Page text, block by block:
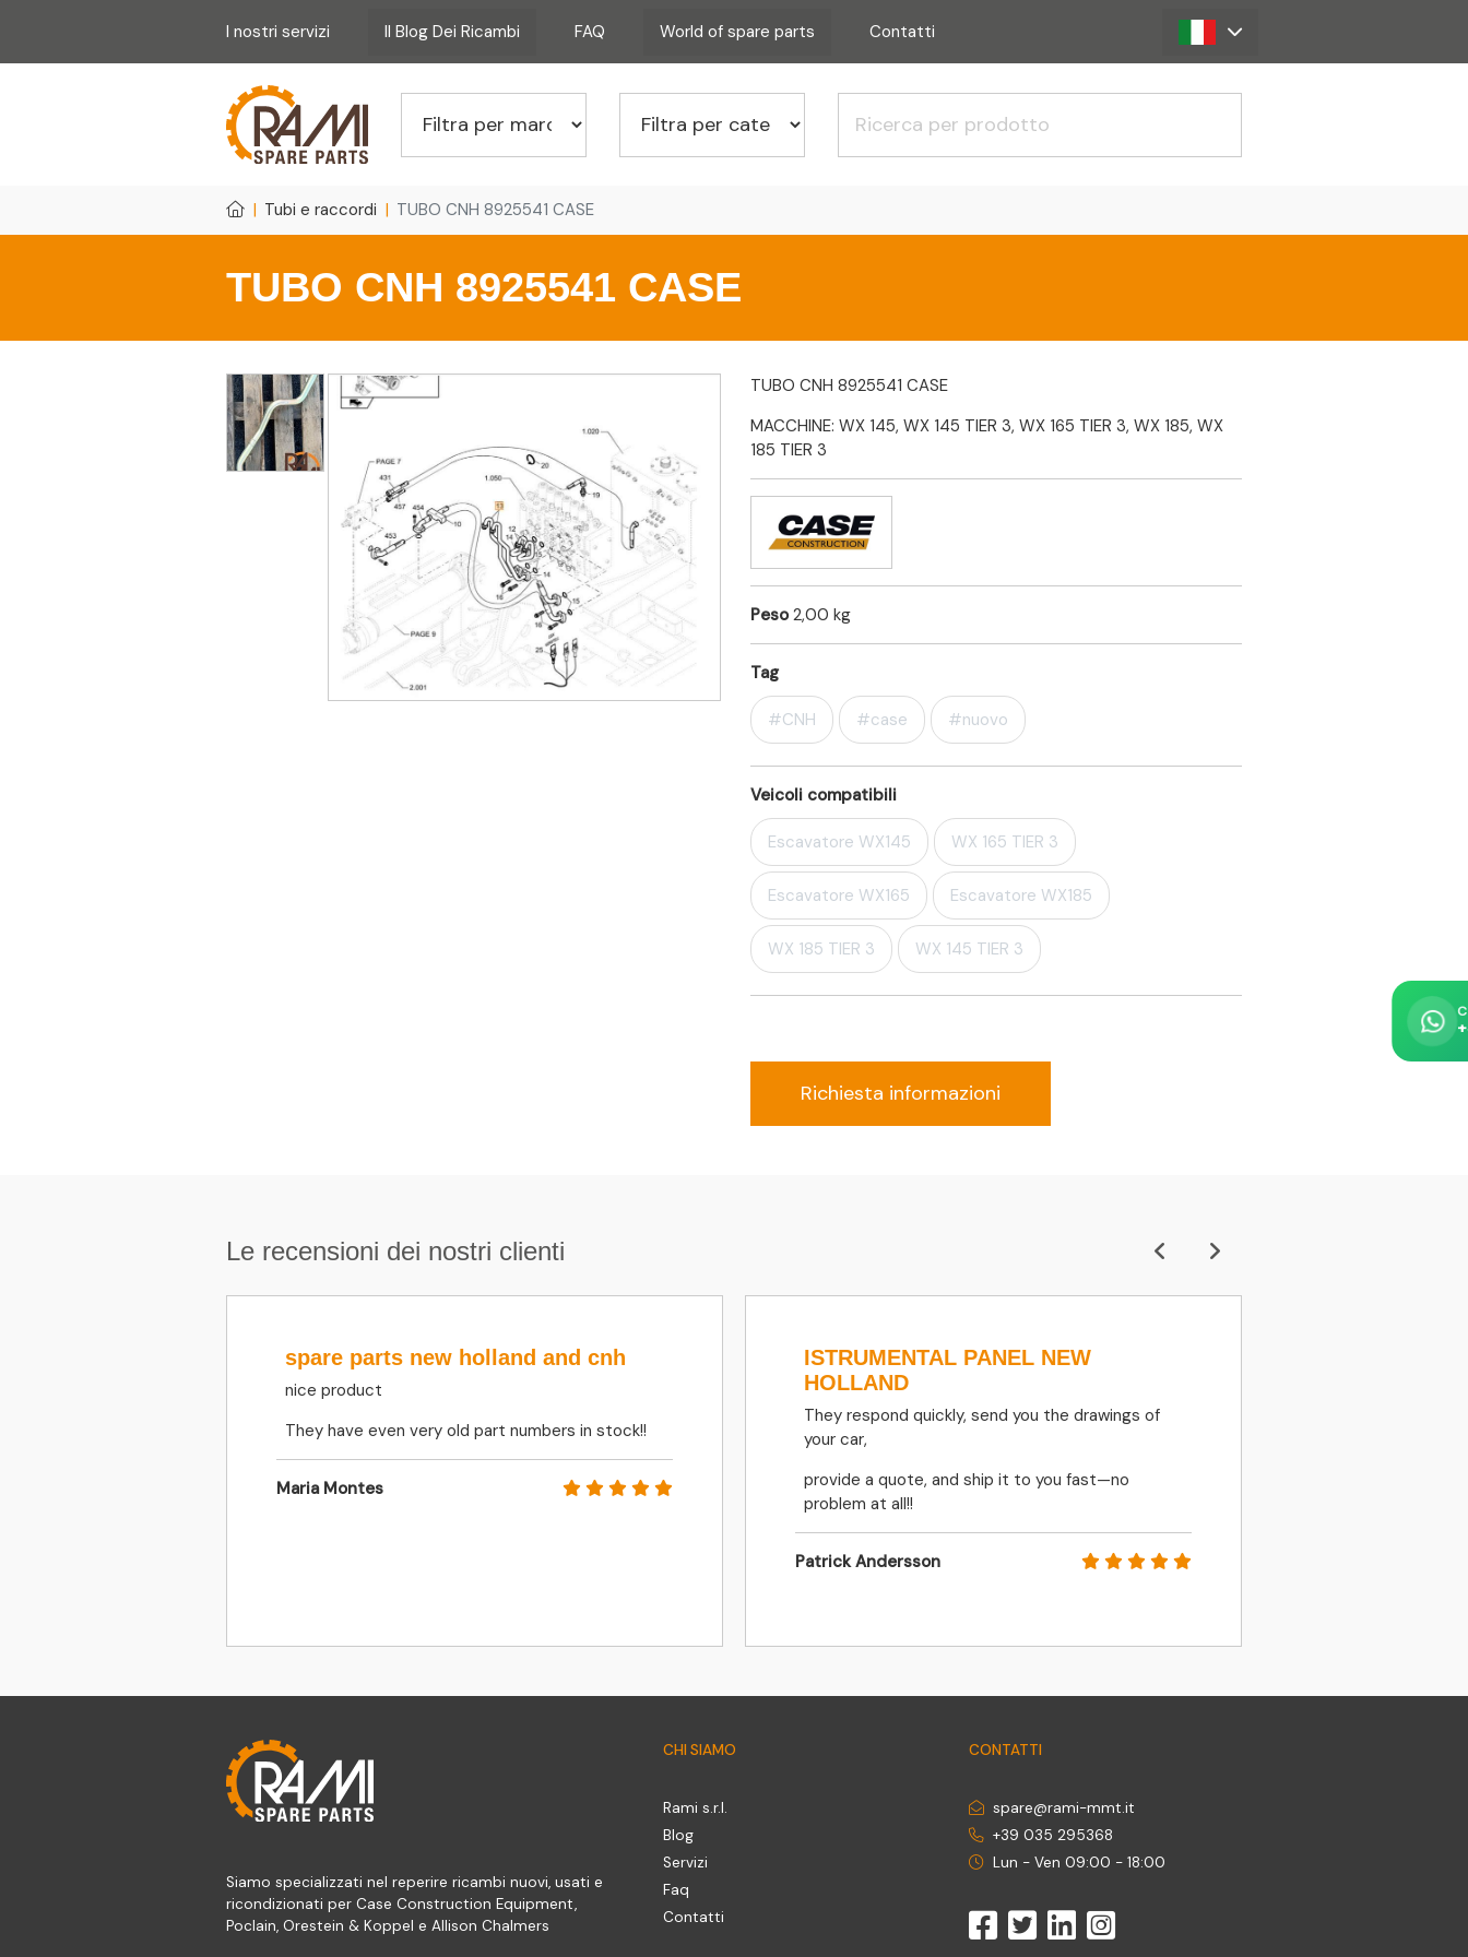
I nostri servizi Il Blog Dei Ricambi FAQ World of spare parts Contatti
Tubi e raccordi TUBO CNH 8925541 CASE
TUBO CNH 8925541 CASE
TUBO CNH 8925541 CASE
MACCHINE: WX 145, WX 145 TIER 3, WX 165 TIER 3, WX 185, WX
185 TIER 3
Peso2,00 kg
Tag
#CNH #case #nuovo
Veicoli compatibili
Escavatore WX145 WX 165 TIER 3
Escavatore WX165 Escavatore WX185
WX 185 TIER 3 WX 145 TIER 3
Richiesta informazioni
Le recensioni dei nostri clienti
spare parts new holland and cnh
nice product
They have even very old part numbers in stock!!
Maria Montes
ISTRUMENTAL PANEL NEW
HOLLAND
They respond quickly, send you the drawings of
your car,
provide a quote, and ship it to you fast—no
problem at all!!
Patrick Andersson
Siamo specializzati nel reperire ricambi nuovi, usati e
ricondizionati per Case Construction Equipment,
Poclain, Orestein & Koppel e Allison Chalmers
CHI SIAMO
Rami s.r.l.
Blog
Servizi
Faq
Contatti
CONTATTI
spare@rami-mmt.it
+39 035 295368
Lun - Ven 09:00 - 18:00